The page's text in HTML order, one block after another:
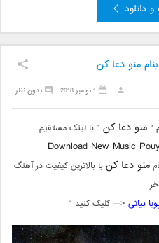
دانلود
منو دعا کن
بدون نظر 1 نوامبر 2018
“ منو دعا کن” با لینک مستقیم
Download New Music
منو دعا کنبا بالاترین کیفیت در آهنگ
بیاتی <— کلیک کنید “